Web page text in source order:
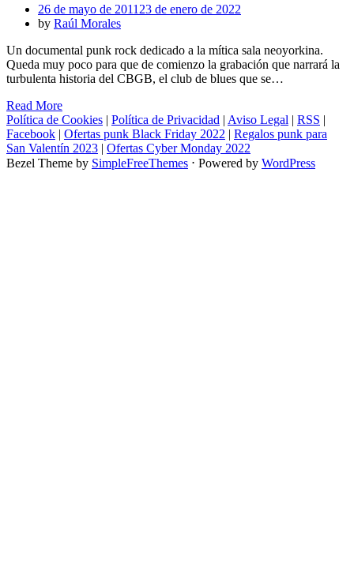
Posted
on
26 de mayo de 2011 23 de enero de 2022
by Raúl Morales
Un documental punk rock dedicado a la mítica sala neoyorkina.
Queda muy poco para que de comienzo la grabación que narrará la
turbulenta historia del CBGB, el club de blues que se…
Read More
Política de Cookies | Política de Privacidad | Aviso Legal | RSS |
Facebook | Ofertas punk Black Friday 2022 | Regalos punk para
San Valentín 2023 | Ofertas Cyber Monday 2022
Bezel Theme by SimpleFreeThemes ⋅ Powered by WordPress